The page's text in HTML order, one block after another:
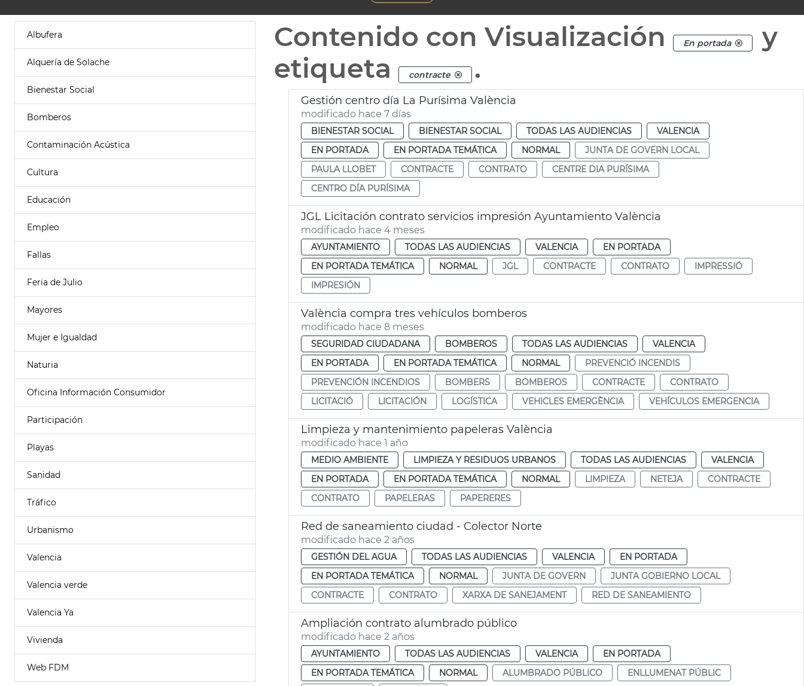
Albufera
Alquería de Solache
Bienestar Social
Bomberos
Contaminación Acústica
Cultura
Educación
Empleo
Fallas
Feria de Julio
Mayores
Mujer e Igualdad
Naturia
Oficina Información Consumidor
Participación
Playas
Sanidad
Tráfico
Urbanismo
Valencia
Valencia verde
Valencia Ya
Vivienda
Web FDM
Contenido con Visualización En portada
y
etiqueta
contracte .
Gestión centro día La Purísima València
modificado hace 7 días
BIENESTAR SOCIAL BIENESTAR SOCIAL TODAS LAS AUDIENCIAS
VALENCIA
EN PORTADA
EN PORTADA TEMÁTICA NORMAL
JUNTA DE GOVERN LOCAL
PAULA LLOBET
CONTRACTE CONTRATO
CENTRE DIA PURÍSIMA
CENTRO DÍA PURÍSIMA
JGL Licitación contrato servicios impresión Ayuntamiento València
modificado hace 4 meses
AYUNTAMIENTO TODAS LAS AUDIENCIAS VALENCIA
EN PORTADA
EN PORTADA TEMÁTICA
NORMAL JGL CONTRACTE CONTRATO
IMPRESSIÓ
IMPRESIÓN
València compra tres vehículos bomberos
modificado hace 8 meses
SEGURIDAD CIUDADANA BOMBEROS TODAS LAS AUDIENCIAS
VALENCIA
EN PORTADA
EN PORTADA TEMÁTICA NORMAL
PREVENCIÓ INCENDIS
PREVENCIÓN INCENDIOS
BOMBERS BOMBEROS CONTRACTE
CONTRATO
LICITACIÓ
LICITACIÓN LOGÍSTICA VEHICLES EMERGÈNCIA VEHÍCULOS EMERGENCIA
Limpieza y mantenimiento papeleras València
modificado hace 1 año
MEDIO AMBIENTE LIMPIEZA Y RESIDUOS URBANOS TODAS LAS AUDIENCIAS
VALENCIA
EN PORTADA
EN PORTADA TEMÁTICA NORMAL LIMPIEZA NETEJA
CONTRACTE
CONTRATO
PAPELERAS PAPERERES
Red de saneamiento ciudad - Colector Norte
modificado hace 2 años
GESTIÓN DEL AGUA TODAS LAS AUDIENCIAS VALENCIA
EN PORTADA
EN PORTADA TEMÁTICA
NORMAL JUNTA DE GOVERN
JUNTA GOBIERNO LOCAL
CONTRACTE
CONTRATO XARXA DE SANEJAMENT RED DE SANEAMIENTO
Ampliación contrato alumbrado público
modificado hace 2 años
AYUNTAMIENTO TODAS LAS AUDIENCIAS VALENCIA
EN PORTADA
EN PORTADA TEMÁTICA
NORMAL ALUMBRADO PÚBLICO
ENLLUMENAT PÚBLIC